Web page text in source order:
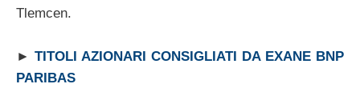
Tlemcen.
► TITOLI AZIONARI CONSIGLIATI DA EXANE BNP
PARIBAS